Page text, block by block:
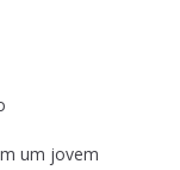
um jovem